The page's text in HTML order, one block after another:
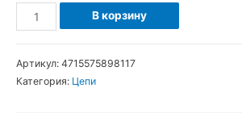
Количество
товара
KMC
В корзину
Артикул: 4715575898117
Категория: Цепи